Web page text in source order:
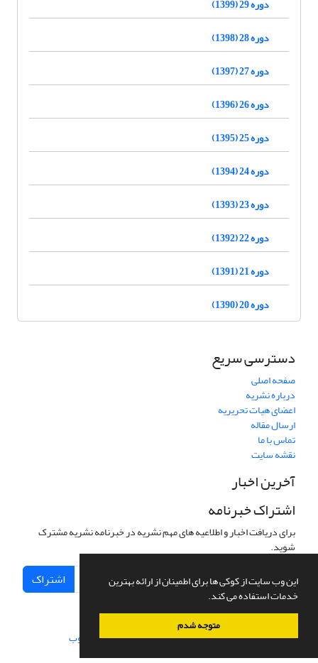
این وب سایت از کوکی ها برای اطمینان از ارائه بهترین
خدمات استفاده می کند.
متوجه شدم
دوره 29 (1399)
دوره 28 (1398)
دوره 27 (1397)
دوره 26 (1396)
دوره 25 (1395)
دوره 24 (1394)
دوره 23 (1393)
دوره 22 (1392)
دوره 21 (1391)
دوره 20 (1390)
دسترسی سریع
صفحه اصلی
درباره نشریه
اعضای هیات تحریریه
ارسال مقاله
تماس با ما
نقشه سایت
آخرین اخبار
اشتراک خبرنامه
برای دریافت اخبار و اطلاعیه های مهم نشریه در خبرنامه نشریه مشترک
شوید.
اشتراک
سامانه مدیریت نشریات علمی.طراحی و پیاده سازی از سیناوب